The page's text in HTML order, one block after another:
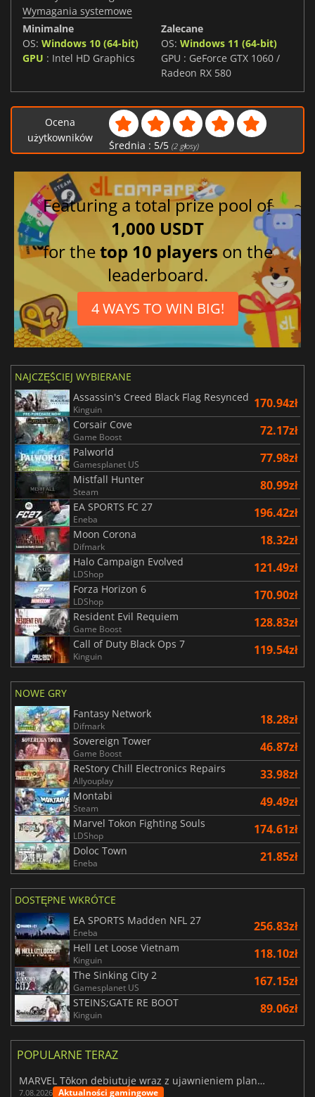
Wymagania systemowe
Minimalne
OS: Windows 10 (64-bit)
GPU : Intel HD Graphics
Zalecane
OS: Windows 11 (64-bit)
GPU : GeForce GTX 1060 /
Radeon RX 580
Ocena
użytkowników
Średnia : 5/5 (2głosy)
Featuring a total prize pool of
1,000 USDT
for thetop 10 players on the
leaderboard.
4 WAYS TO WIN BIG!
NAJCZĘŚCIEJ WYBIERANE
Assassin's Creed Black Flag Resynced
Kinguin 170.94zł
Corsair Cove
Game Boost 72.17zł
Palworld
Gamesplanet US 77.98zł
Mistfall Hunter
Steam 80.99zł
EA SPORTS FC 27
Eneba 196.42zł
Moon Corona
Difmark 18.32zł
Halo Campaign Evolved
LDShop 121.49zł
Forza Horizon 6
LDShop 170.90zł
Resident Evil Requiem
Game Boost 128.83zł
Call of Duty Black Ops 7
Kinguin 119.54zł
NOWE GRY
Fantasy Network
Difmark 18.28zł
Sovereign Tower
Game Boost 46.87zł
ReStory Chill Electronics Repairs
Allyouplay 33.98zł
Montabi
Steam 49.49zł
Marvel Tokon Fighting Souls
LDShop 174.61zł
Doloc Town
Eneba 21.85zł
DOSTĘPNE WKRÓTCE
EA SPORTS Madden NFL 27
Eneba 256.83zł
Hell Let Loose Vietnam
Kinguin 118.10zł
The Sinking City 2
Gamesplanet US 167.15zł
STEINS;GATE RE BOOT
Kinguin 89.06zł
POPULARNE TERAZ
MARVEL Tōkon debiutuje wraz z ujawnieniem planu rozwoju na pierwszy rok
7.08.2026 Aktualności gamingowe